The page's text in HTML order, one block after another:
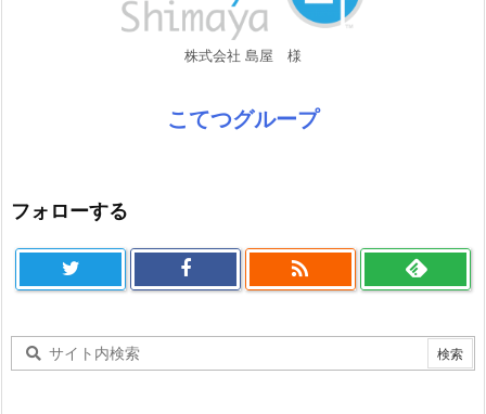
株式会社 島屋 様
こてつグループ
フォローする
